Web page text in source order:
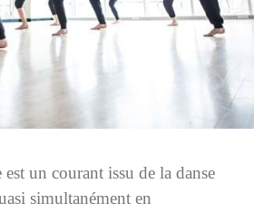
un courant issu de la danse
simultanément en